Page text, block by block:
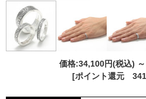
価格:34,100円(税込) ～
[ポイント還元